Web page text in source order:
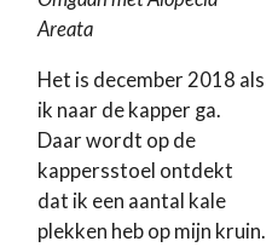
Areata
Het is december 2018 als
ik naar de kapper ga.
Daar wordt op de
kappersstoel ontdekt
dat ik een aantal kale
plekken heb op mijn kruin.